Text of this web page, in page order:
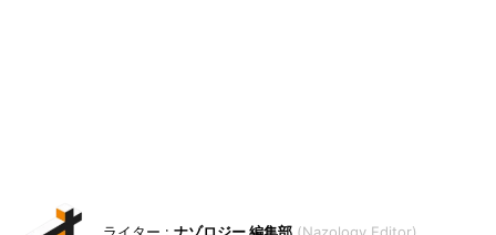
ナゾロジー 編集部 Nazology Editor